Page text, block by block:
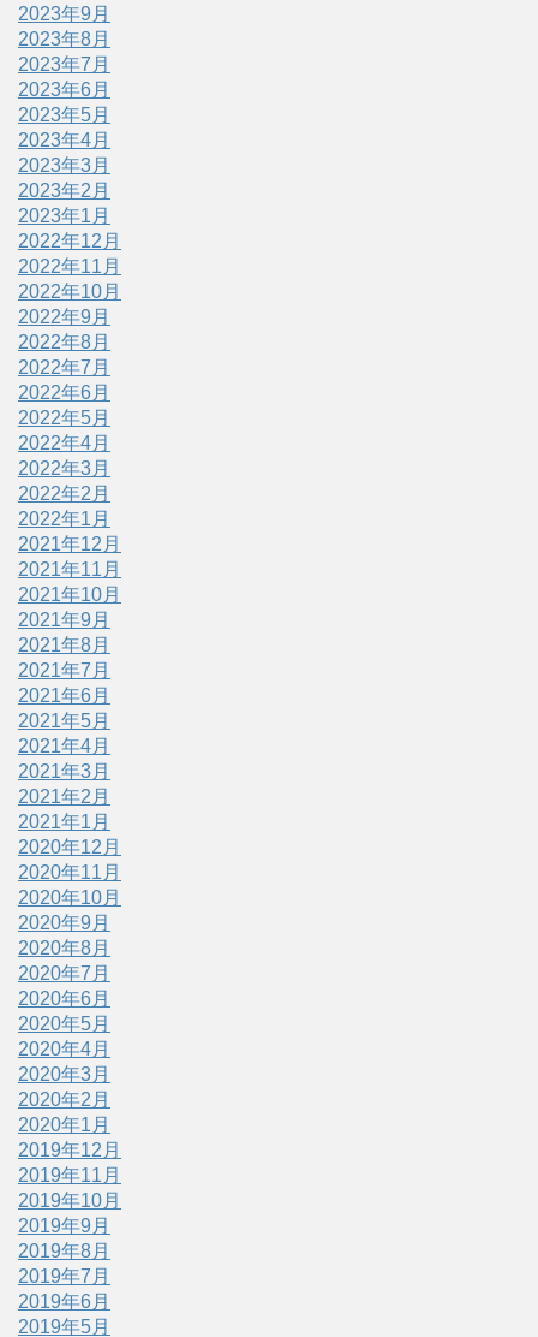
2023年9月
2023年8月
2023年7月
2023年6月
2023年5月
2023年4月
2023年3月
2023年2月
2023年1月
2022年12月
2022年11月
2022年10月
2022年9月
2022年8月
2022年7月
2022年6月
2022年5月
2022年4月
2022年3月
2022年2月
2022年1月
2021年12月
2021年11月
2021年10月
2021年9月
2021年8月
2021年7月
2021年6月
2021年5月
2021年4月
2021年3月
2021年2月
2021年1月
2020年12月
2020年11月
2020年10月
2020年9月
2020年8月
2020年7月
2020年6月
2020年5月
2020年4月
2020年3月
2020年2月
2020年1月
2019年12月
2019年11月
2019年10月
2019年9月
2019年8月
2019年7月
2019年6月
2019年5月